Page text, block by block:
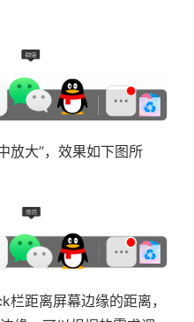
放大”，效果如下图所
栏距离屏幕边缘的距离，